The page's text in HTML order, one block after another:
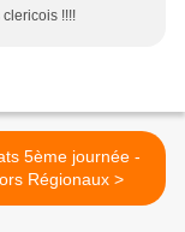
!!!!
5ème journée -
Séniors Régionaux >